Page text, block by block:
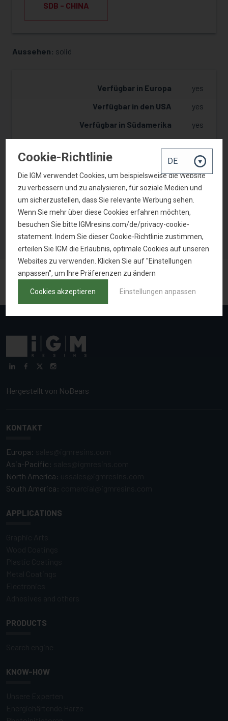
SDB - CHINA
Aussehen: solid
Verfügbar in Europa
yes
Verfügbar in den USA
yes
Verfügbar in Südamerika
yes
MUSTER ANFRAGEN
ZURÜCK ZUR PRODUKTSUCHE
Hergestellt von NoBears
KONTAKT
Europa:
Asia-Pacific:
North America:
South America:
APPLICATIONS
PRODUCTS
KNOW-HOW
Cookie-Richtlinie
Die IGM verwendet Cookies, um beispielsweise die Website
zu verbessern und zu analysieren, für soziale Medien und
um sicherzustellen, dass Sie relevante Werbung sehen.
Wenn Sie mehr über diese Cookies erfahren möchten,
besuchen Sie bitte IGMresins.com/de/privacy-cookie-
statement. Indem Sie dieser Cookie-Richtlinie zustimmen,
erteilen Sie IGM die Erlaubnis, optimale Cookies auf unseren
Websites zu verwenden. Klicken Sie auf "Einstellungen
anpassen", um Ihre Präferenzen zu ändern
Cookies akzeptieren Einstellungen anpassen